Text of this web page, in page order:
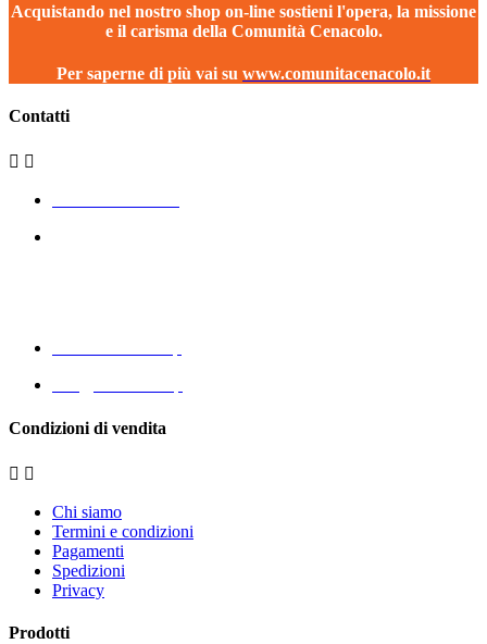
Acquistando nel nostro shop on-line sostieni l'opera, la missione
e il carisma della Comunità Cenacolo.
Per saperne di più vai su www.comunitacenacolo.it
Contatti
 
Condizioni di vendita
 
Chi siamo
Termini e condizioni
Pagamenti
Spedizioni
Privacy
Prodotti